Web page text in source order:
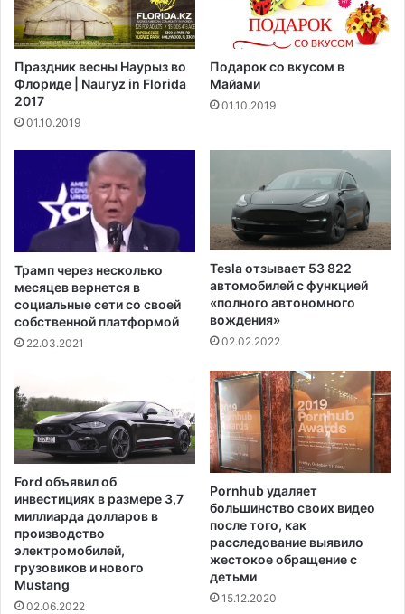
о
д
а
н
з
а
р
е
,
8
и
л
л
и
н
а
о
л
л
а
"
д
е
й
с
т
в
у
ч
л
о
в
е
с
к
и
б
р
ь
е
р
м
Праздник весны Наурыз во
Флориде | Nauryz in Florida
2017
01.10.2019
Подарок со вкусом в
Майами
01.10.2019
Трамп через несколько
месяцев вернется в
социальные сети со своей
собственной платформой
22.03.2021
Tesla отзывает 53 822
автомобилей с функцией
«полного автономного
вождения»
02.02.2022
Ford объявил об
инвестициях в размере 3,7
миллиарда долларов в
производство
электромобилей,
грузовиков и нового
Mustang
02.06.2022
Pornhub удаляет
большинство своих видео
после того, как
расследование выявило
жестокое обращение с
детьми
15.12.2020